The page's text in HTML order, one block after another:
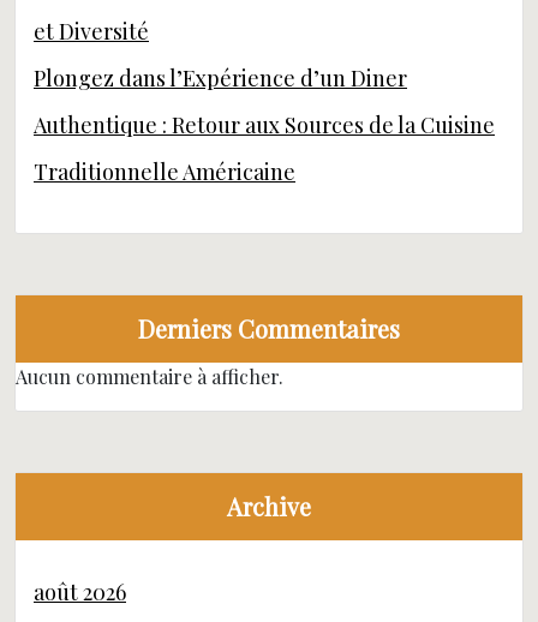
et Diversité
Plongez dans l’Expérience d’un Diner
Authentique : Retour aux Sources de la Cuisine
Traditionnelle Américaine
Derniers Commentaires
Aucun commentaire à afficher.
Archive
août 2026